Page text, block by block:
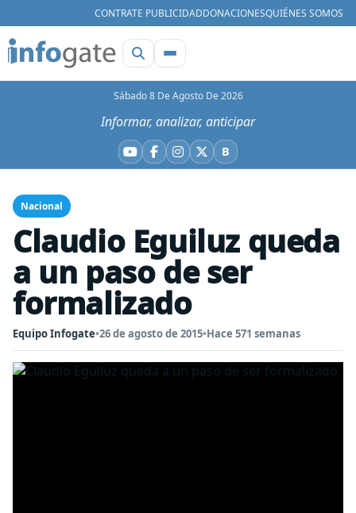
CONTRATE PUBLICIDADDONACIONESQUIÉNES SOMOS
Sábado 8 De Agosto De 2026
Informar, analizar, anticipar
YouTube
Facebook
Instagram
X BBluesky
Nacional
Claudio Eguiluz queda
a un paso de ser
formalizado
Equipo Infogate•26 de agosto de 2015•Hace 571 semanas